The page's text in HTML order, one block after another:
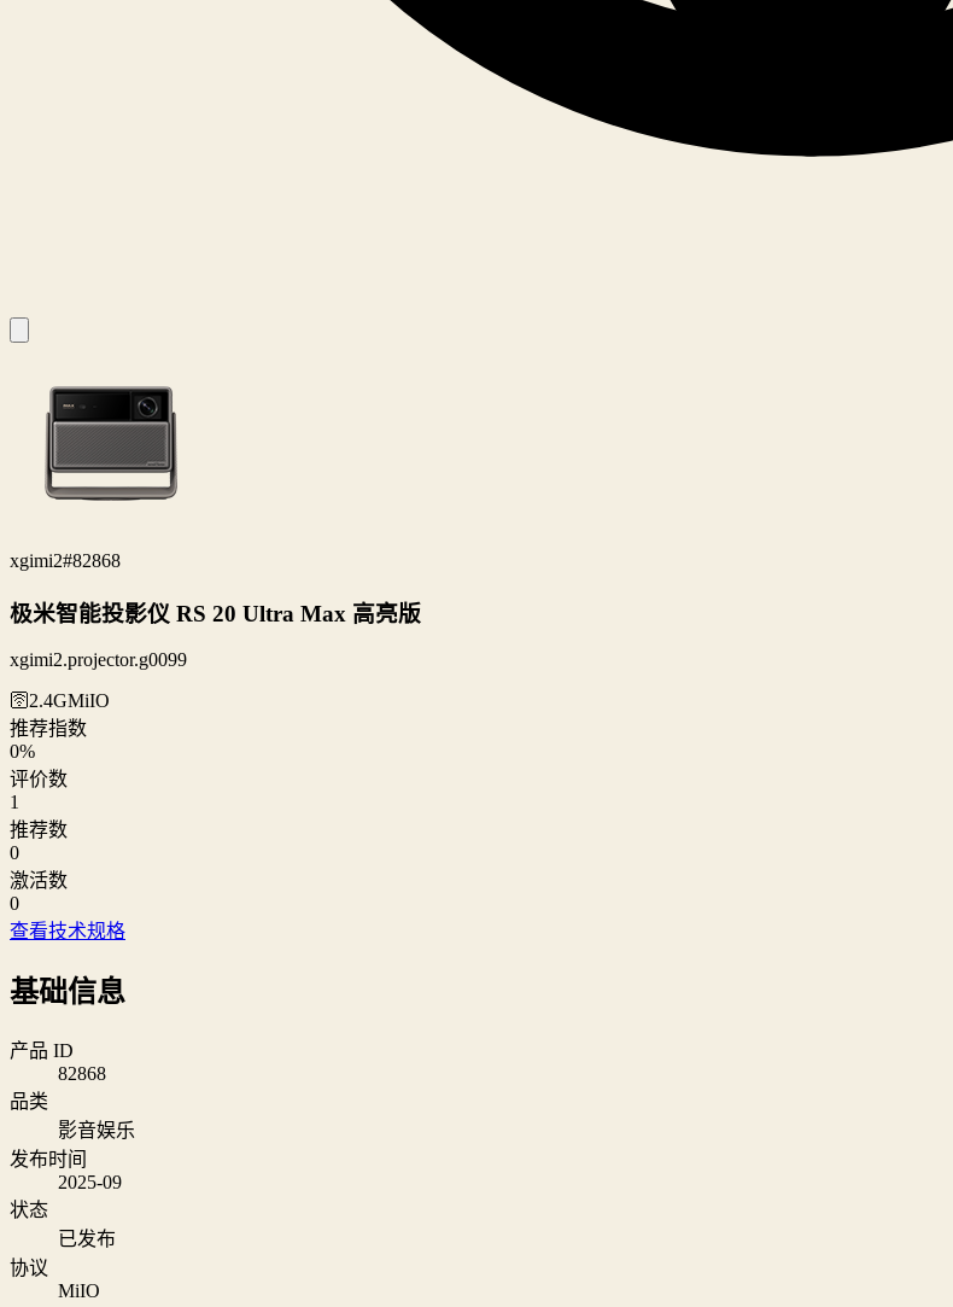
xgimi2#82868
极米智能投影仪 RS 20 Ultra Max 高亮版
xgimi2.projector.g0099
🛜2.4GMiIO
推荐指数
0%
评价数
1
推荐数
0
激活数
0
查看技术规格
基础信息
产品 ID
82868
品类
影音娱乐
发布时间
2025-09
状态
已发布
协议
MiIO